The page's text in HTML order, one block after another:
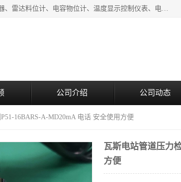
河南新瑞普测控技术有限公司主营：压力变送器、液位变送器、差压变送器、雷达料位计、电容物位计、温度显示控制仪表、电量变送器、流量计、工业自动化系统成套设备。
公司介绍 公司动态
16BARS-A-MD20mA 电话 安全使用方便
瓦斯电站管道压力
方便